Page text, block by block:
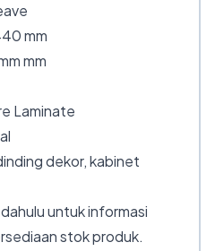
mm
mm
Laminate
dekor, kabinet
untuk informasi
stok produk.